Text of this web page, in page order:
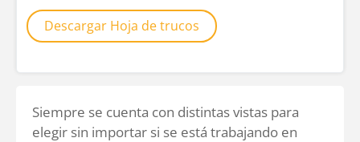
Descargar Hoja de trucos
Siempre se cuenta con distintas vistas para
elegir sin importar si se está trabajando en